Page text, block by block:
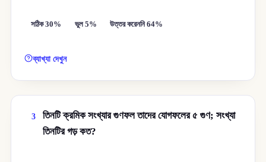
সঠিক 30% ভুল 5% উত্তর করেননি 64%
ব্যাখ্যা দেখুন
3
তিনটি ক্রমিক সংখ্যার গুণফল তাদের যোগফলের ৫ গুণ; সংখ্যা
তিনটির গড় কত?